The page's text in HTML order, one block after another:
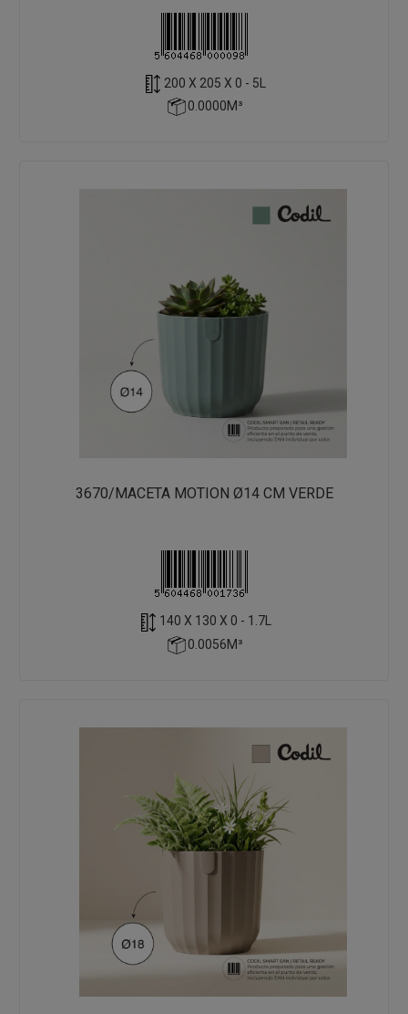
200 X 205 X 0 - 5L
0.0000M³
3670/MACETA MOTION Ø14 CM VERDE
140 X 130 X 0 - 1.7L
0.0056M³